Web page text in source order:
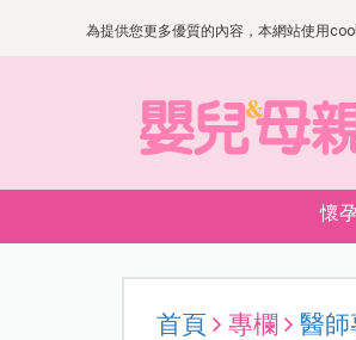
為提供您更多優質的內容，本網站使用
懷
首頁 專欄 醫師